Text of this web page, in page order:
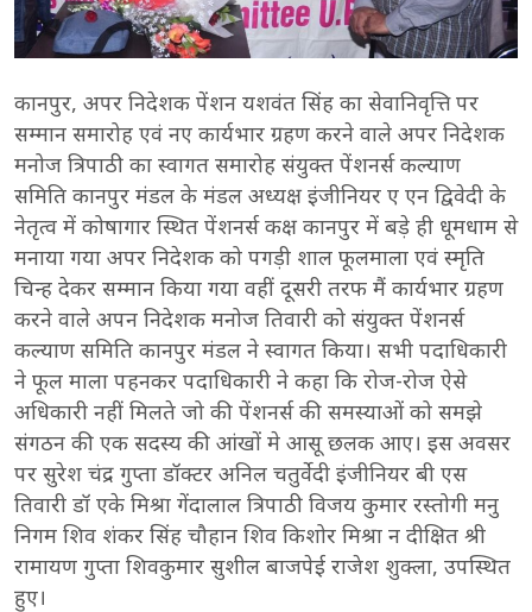
कानपुर, अपर निदेशक पेंशन यशवंत सिंह का सेवानिवृत्ति पर
सम्मान समारोह एवं नए कार्यभार ग्रहण करने वाले अपर निदेशक
मनोज त्रिपाठी का स्वागत समारोह संयुक्त पेंशनर्स कल्याण
समिति कानपुर मंडल के मंडल अध्यक्ष इंजीनियर ए एन द्विवेदी के
नेतृत्व में कोषागार स्थित पेंशनर्स कक्ष कानपुर में बड़े ही धूमधाम से
मनाया गया अपर निदेशक को पगड़ी शाल फूलमाला एवं स्मृति
चिन्ह देकर सम्मान किया गया वहीं दूसरी तरफ मैं कार्यभार ग्रहण
करने वाले अपन निदेशक मनोज तिवारी को संयुक्त पेंशनर्स
कल्याण समिति कानपुर मंडल ने स्वागत किया। सभी पदाधिकारी
ने फूल माला पहनकर पदाधिकारी ने कहा कि रोज-रोज ऐसे
अधिकारी नहीं मिलते जो की पेंशनर्स की समस्याओं को समझे
संगठन की एक सदस्य की आंखों मे आसू छलक आए। इस अवसर
पर सुरेश चंद्र गुप्ता डॉक्टर अनिल चतुर्वेदी इंजीनियर बी एस
तिवारी डॉ एके मिश्रा गेंदालाल त्रिपाठी विजय कुमार रस्तोगी मनु
निगम शिव शंकर सिंह चौहान शिव किशोर मिश्रा न दीक्षित श्री
रामायण गुप्ता शिवकुमार सुशील बाजपेई राजेश शुक्ला, उपस्थित
हुए।